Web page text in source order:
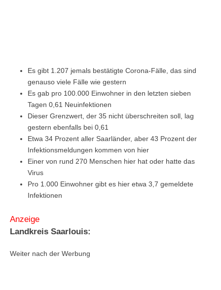
Es gibt 1.207 jemals bestätigte Corona-Fälle, das sind
genauso viele Fälle wie gestern
Es gab pro 100.000 Einwohner in den letzten sieben
Tagen 0,61 Neuinfektionen
Dieser Grenzwert, der 35 nicht überschreiten soll, lag
gestern ebenfalls bei 0,61
Etwa 34 Prozent aller Saarländer, aber 43 Prozent der
Infektionsmeldungen kommen von hier
Einer von rund 270 Menschen hier hat oder hatte das
Virus
Pro 1.000 Einwohner gibt es hier etwa 3,7 gemeldete
Infektionen
Anzeige
Landkreis Saarlouis:
Weiter nach der Werbung